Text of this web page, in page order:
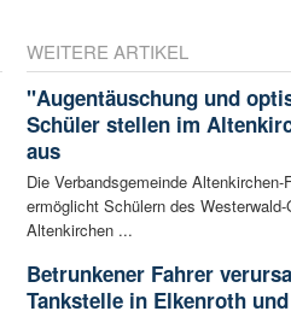
WEITERE ARTIKEL
"Augentäuschung und
Schüler stellen im
aus
Die Verbandsgemeinde Altenkirchen-
ermöglicht Schülern des
Altenkirchen ...
Betrunkener Fahrer
Tankstelle in Elkenroth